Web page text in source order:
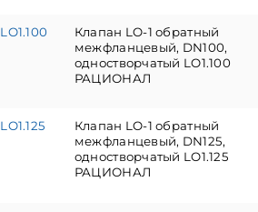
LO1.100
Клапан LO-1 обратный
межфланцевый, DN100,
одностворчатый LO1.100
РАЦИОНАЛ
LO1.125
Клапан LO-1 обратный
межфланцевый, DN125,
одностворчатый LO1.125
РАЦИОНАЛ